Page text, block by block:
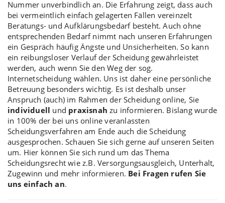
Nummer unverbindlich an. Die Erfahrung zeigt, dass auch
bei vermeintlich einfach gelagerten Fällen vereinzelt
Beratungs- und Aufklärungsbedarf besteht. Auch ohne
entsprechenden Bedarf nimmt nach unseren Erfahrungen
ein Gespräch häufig Ängste und Unsicherheiten. So kann
ein reibungsloser Verlauf der Scheidung gewährleistet
werden, auch wenn Sie den Weg der sog.
Internetscheidung wählen. Uns ist daher eine persönliche
Betreuung besonders wichtig. Es ist deshalb unser
Anspruch (auch) im Rahmen der Scheidung online, Sie
individuell und praxisnah zu informieren. Bislang wurde
in 100% der bei uns online veranlassten
Scheidungsverfahren am Ende auch die Scheidung
ausgesprochen. Schauen Sie sich gerne auf unseren Seiten
um. Hier können Sie sich rund um das Thema
Scheidungsrecht wie z.B. Versorgungsausgleich, Unterhalt,
Zugewinn und mehr informieren. Bei Fragen rufen Sie
uns einfach an.